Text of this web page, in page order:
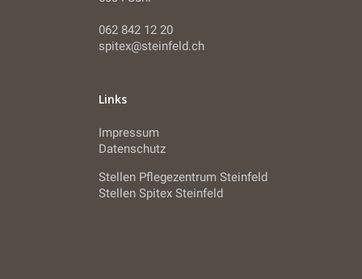
062 842 12 20
spitex@steinfeld.ch
Links
Impressum
Datenschutz
Stellen Pflegezentrum Steinfeld
Stellen Spitex Steinfeld